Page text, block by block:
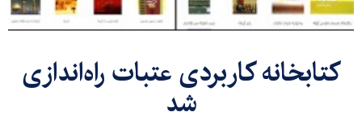
كتابخانه كاربردی عتبات راه‌اندازی
شد